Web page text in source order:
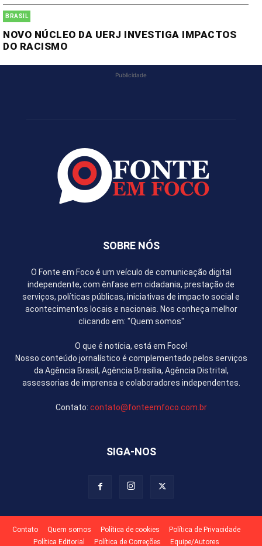
BRASIL
NOVO NÚCLEO DA UERJ INVESTIGA IMPACTOS
DO RACISMO
Publicidade
SOBRE NÓS
O Fonte em Foco é um veículo de comunicação digital
independente, com ênfase em cidadania, prestação de
serviços, políticas públicas, iniciativas de impacto social e
acontecimentos locais e nacionais. Nos conheça melhor
clicando em: "Quem somos"
O que é notícia, está em Foco!
Nosso conteúdo jornalístico é complementado pelos serviços
da Agência Brasil, Agência Brasília, Agência Distrital,
assessorias de imprensa e colaboradores independentes.
Contato: contato@fonteemfoco.com.br
SIGA-NOS
Contato Quem somos Política de cookies
Política de Privacidade
Política Editorial
Política de Correções Equipe/Autores